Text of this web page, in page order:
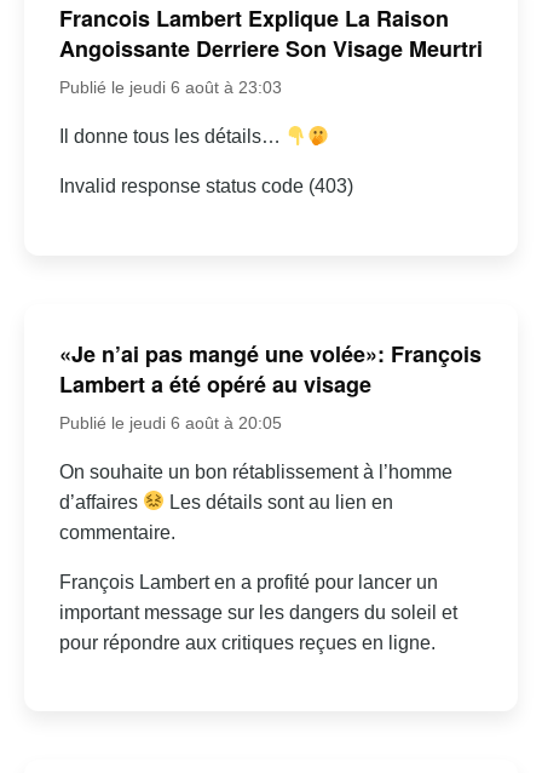
Francois Lambert Explique La Raison
Angoissante Derriere Son Visage Meurtri
Publié le jeudi 6 août à 23:03
Il donne tous les détails…
Invalid response status code (403)
«Je n’ai pas mangé une volée»: François
Lambert a été opéré au visage
Publié le jeudi 6 août à 20:05
On souhaite un bon rétablissement à l’homme
d’affaires
Les détails sont au lien en
commentaire.
François Lambert en a profité pour lancer un
important message sur les dangers du soleil et
pour répondre aux critiques reçues en ligne.